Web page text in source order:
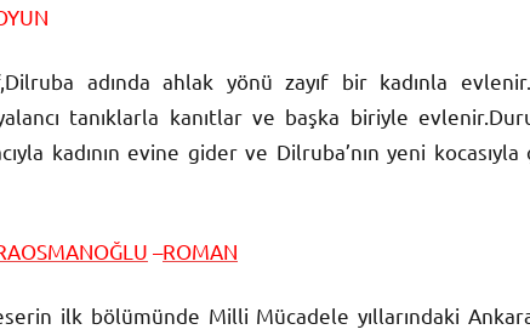
adında ahlak yönü zayıf bir kadınla
tanıklarla kanıtlar ve başka biriyle
kadının evine gider ve Dilruba’nın yeni kocasıyla
–ROMAN
ilk bölümünde Milli Mücadele yıllarındaki